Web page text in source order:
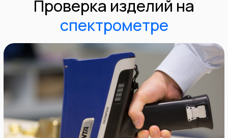
Если ваши ювелирные изделия
ликвидные, в отличном состоянии и
выполнены в традиционном стиле, мы
можем купить их за стоимость,
значительно выше стоимости лома.
или пришлите
фото Ваших изделий в любой из наших
мессенджеров и получите
предварительную оценку.